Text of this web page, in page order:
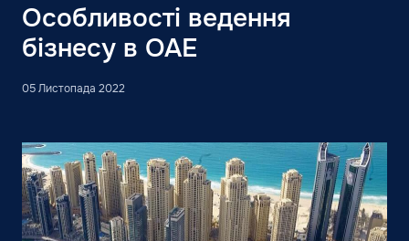
Особливості ведення
бізнесу в ОАЕ
05 Листопада 2022